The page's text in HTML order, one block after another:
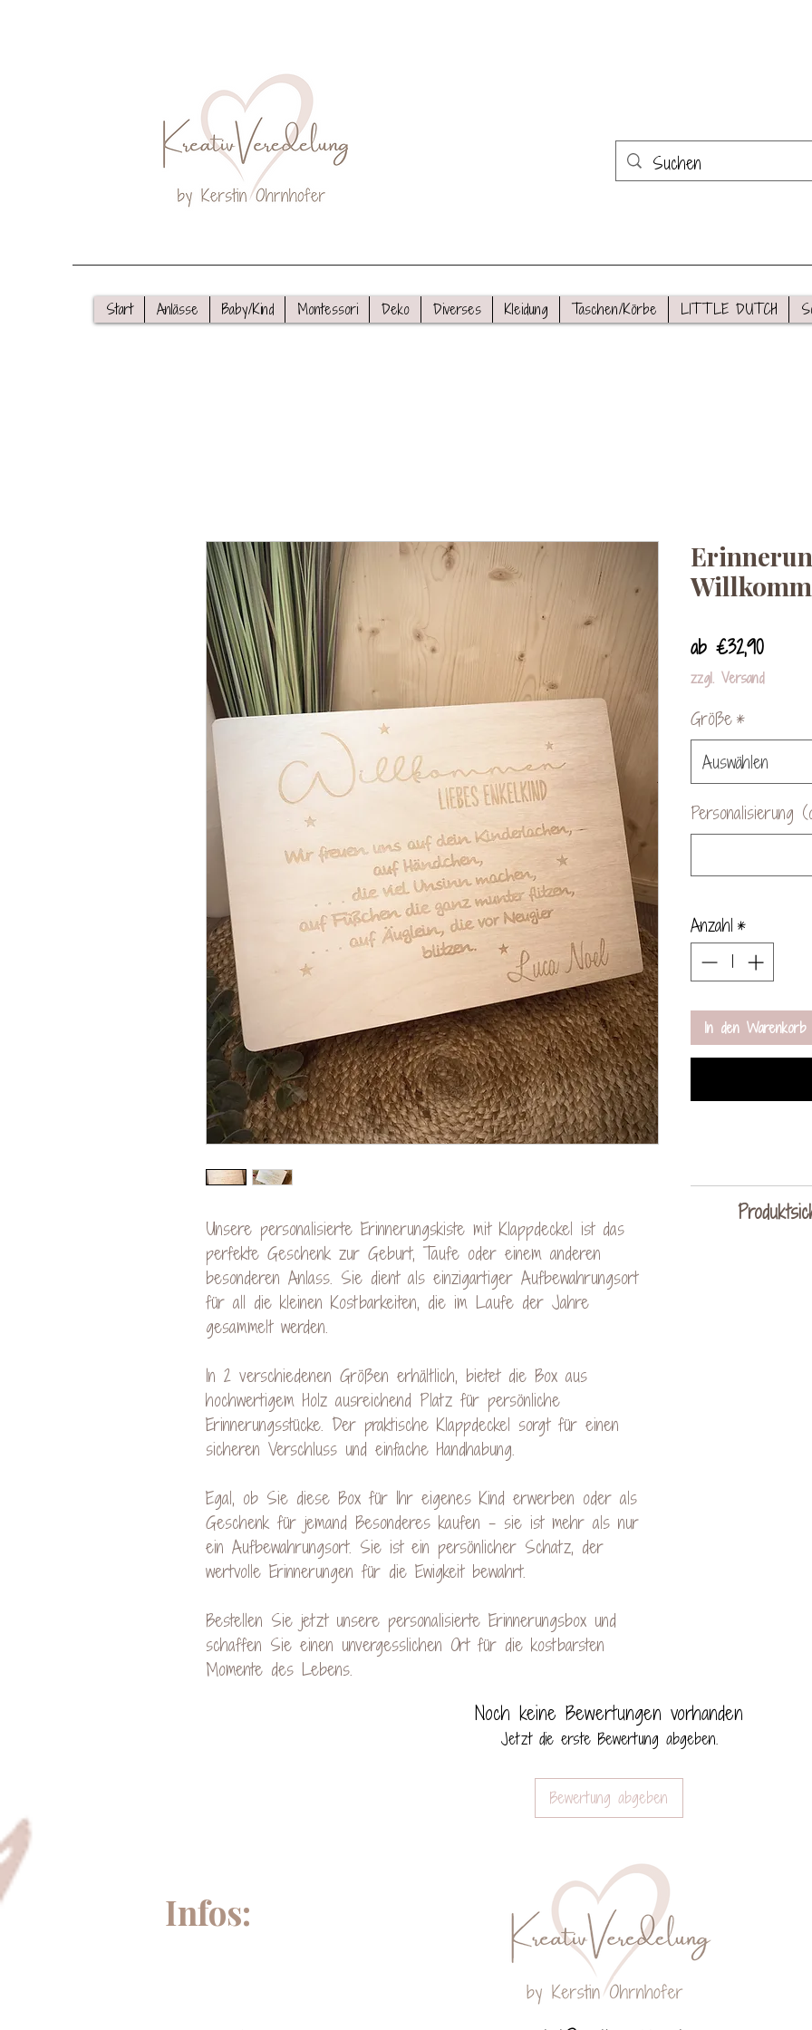
Start Anlässe Baby/Kind Montessori Deko Diverses Kleidung Taschen/Körbe LITTLE DUTCH
Unsere personalisierte Erinnerungskiste mit Klappdeckel ist das
perfekte Geschenk zur Geburt, Taufe oder einem anderen
besonderen Anlass. Sie dient als einzigartiger Aufbewahrungsort
für all die kleinen Kostbarkeiten, die im Laufe der Jahre
gesammelt werden.
In 2 verschiedenen Größen erhältlich, bietet die Box aus
hochwertigem Holz ausreichend Platz für persönliche
Erinnerungsstücke. Der praktische Klappdeckel sorgt für einen
sicheren Verschluss und einfache Handhabung.
Egal, ob Sie diese Box für Ihr eigenes Kind erwerben oder als
Geschenk für jemand Besonderes kaufen - sie ist mehr als nur
ein Aufbewahrungsort. Sie ist ein persönlicher Schatz, der
wertvolle Erinnerungen für die Ewigkeit bewahrt.
Bestellen Sie jetzt unsere personalisierte Erinnerungsbox und
schaffen Sie einen unvergesslichen Ort für die kostbarsten
Momente des Lebens.
ab €32,90Sale-
Preis
zzgl. Versand
Größe*
Auswählen
Personalisierung
Anzahl *
In den Warenkorb
Da es sich
handelt,
Noch keine Bewertungen vorhanden
Jetzt die erste Bewertung abgeben.
Bewertung abgeben
Infos: